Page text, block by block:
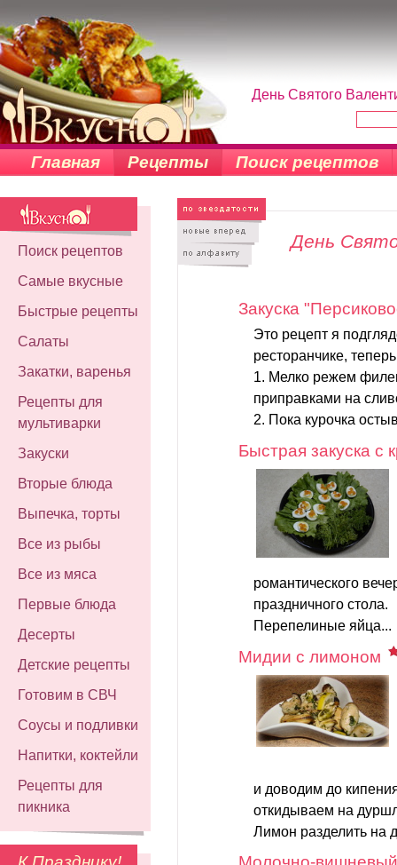
День Святого
Главная Рецепты Поиск рецептов
Поиск рецептов
Самые вкусные
Быстрые рецепты
Салаты
Закатки, варенья
Рецепты для
мультиварки
Закуски
Вторые блюда
Выпечка, торты
Все из рыбы
Все из мяса
Первые блюда
Десерты
Детские рецепты
Готовим в СВЧ
Соусы и подливки
Напитки, коктейли
Рецепты для
пикника
День
Закуска
Это рецепт я
ресторанчике,
1. Мелко режем
приправками на
2. Пока курочка
Быстрая закуска с
романтического
праздничного стола.
Перепелиные яйца...
Мидии с лимоном
и доводим до
откидываем на
Лимон разделить на